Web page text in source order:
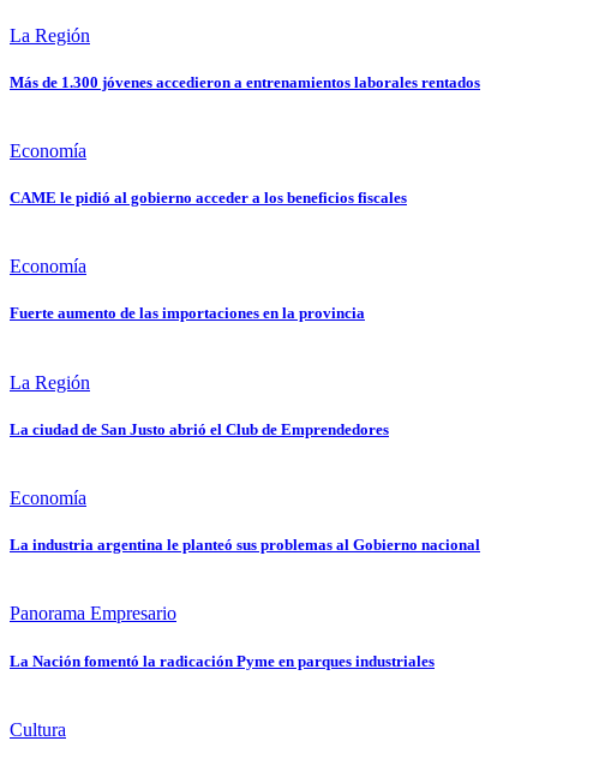
La Región
Más de 1.300 jóvenes accedieron a entrenamientos laborales rentados
Economía
CAME le pidió al gobierno acceder a los beneficios fiscales
Economía
Fuerte aumento de las importaciones en la provincia
La Región
La ciudad de San Justo abrió el Club de Emprendedores
Economía
La industria argentina le planteó sus problemas al Gobierno nacional
Panorama Empresario
La Nación fomentó la radicación Pyme en parques industriales
Cultura